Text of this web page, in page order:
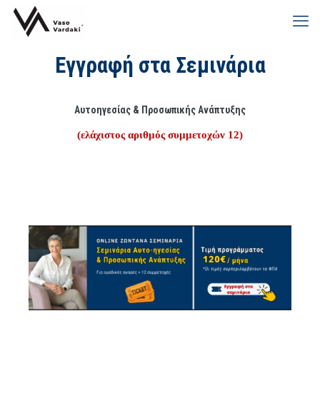
Εγγραφή στα Σεμινάρια
Αυτοηγεσίας & Προσωπικής Ανάπτυξης
(ελάχιστος αριθμός συμμετοχών 12)